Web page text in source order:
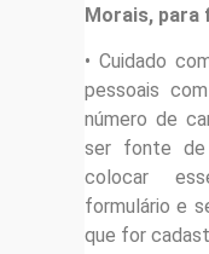
Morais, para
• Cuidado
pessoais
número de
ser fonte de
colocar
formulário e
que for